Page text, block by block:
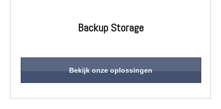
Backup Storage
Bekijk onze oplossingen